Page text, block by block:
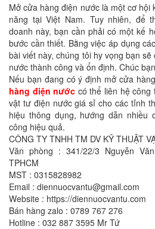
Mở cửa hàng điện nước là một cơ hội
năng tại Việt Nam. Tuy nhiên, để
doanh này, bạn cần phải có một kế
bước cần thiết. Bằng việc áp dụng
bài viết này, chúng tôi hy vọng bạn
nước thành công và ổn định. Chúc
Nếu bạn đang có ý định mở cửa
hàng điện nước có thể liên hệ công
vật tư điện nước giá sỉ cho các tỉnh
hiệu thông dụng, hướng dẫn nhiều
công hiệu quả.
CÔNG TY TNHH TM DV KỸ THUẬT
Văn phòng : 341/22/3 Nguyễn
TPHCM
MST : 0315828982
Email : diennuocvantu@gmail.com
Website : https://diennuocvantu.com
Bán hàng zalo : 0789 767 276
Hotline : 032 887 3595 Mr Tứ